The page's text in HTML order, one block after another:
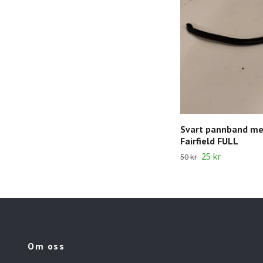
Svart pannband
Fairfield FULL
50 kr 25 kr
Om oss